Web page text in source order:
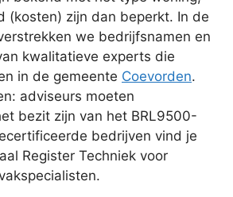
(kosten) zijn dan beperkt. In de
we bedrijfsnamen en
kwalitatieve experts die
in de gemeente Coevorden.
adviseurs moeten
bezit zijn van het BRL9500-
bedrijven vind je
Register Techniek voor